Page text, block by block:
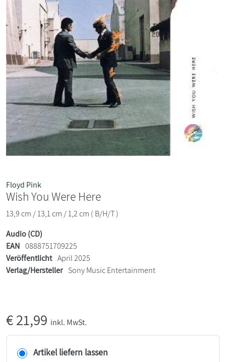
Floyd Pink
Wish You Were Here
13,9 cm / 13,1 cm / 1,2 cm ( B/H/T )
Audio (CD)
EAN 0888751709225
Veröffentlicht April 2025
Verlag/Hersteller Sony Music Entertainment
€21,99 inkl. MwSt.
Artikel liefern lassen